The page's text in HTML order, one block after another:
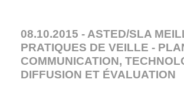
08.10.2015 - ASTED/SLA
PRATIQUES DE VEILLE -
COMMUNICATION,
DIFFUSION ET ÉVALUATION